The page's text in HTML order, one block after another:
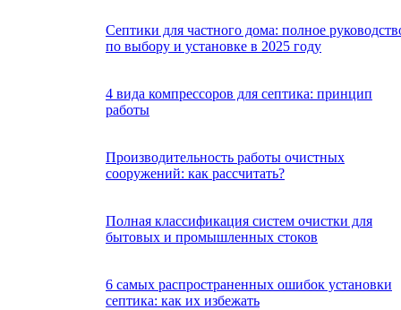
Септики для частного дома: полное
по выбору и установке в 2025 году
4 вида компрессоров для септика: принцип
работы
Производительность работы очистных
сооружений: как рассчитать?
Полная классификация систем очистки для
бытовых и промышленных стоков
6 самых распространенных ошибок установки
септика: как их избежать